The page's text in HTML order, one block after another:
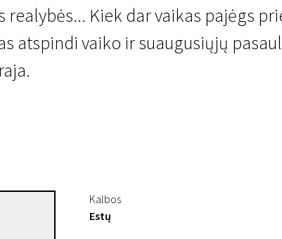
Kiek dar vaikas pajėgs
atspindi vaiko ir suaugusiųjų
Kalbos
Estų